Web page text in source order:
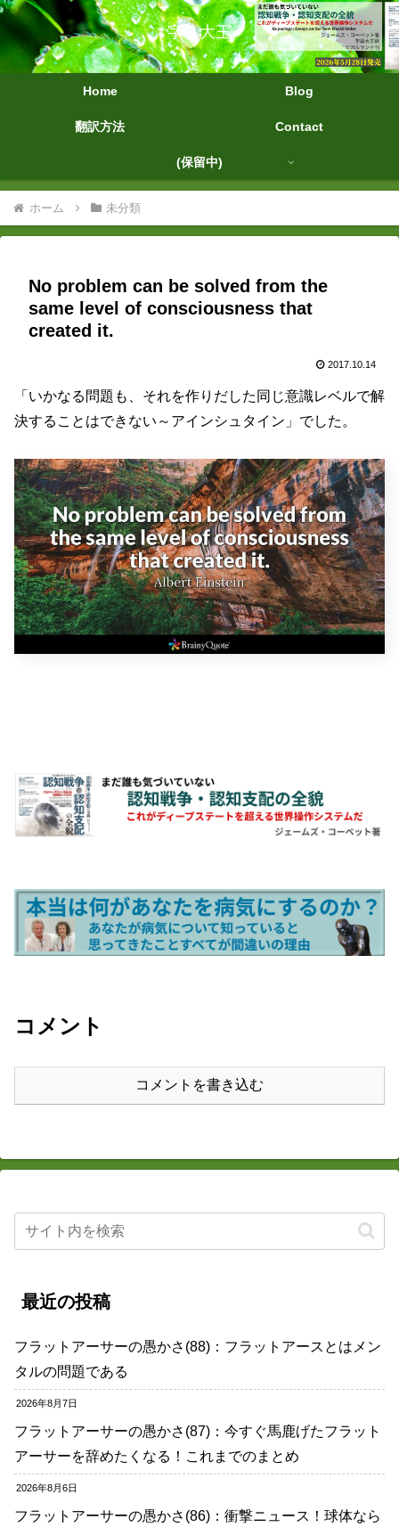
字幕大王
Home Blog
翻訳方法 Contact
(保留中)
ホーム 未分類
No problem can be solved from the
same level of consciousness that
created it.
2017.10.14
「いかなる問題も、それを作りだした同じ意識レベルで解
決することはできない～アインシュタイン」でした。
コメント
コメントを書き込む
最近の投稿
フラットアーサーの愚かさ(88)：フラットアースとはメン
タルの問題である
2026年8月7日
フラットアーサーの愚かさ(87)：今すぐ馬鹿げたフラット
アーサーを辞めたくなる！これまでのまとめ
2026年8月6日
フラットアーサーの愚かさ(86)：衝撃ニュース！球体なら